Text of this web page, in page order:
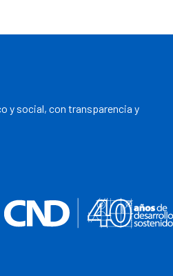
y social, con transparencia y